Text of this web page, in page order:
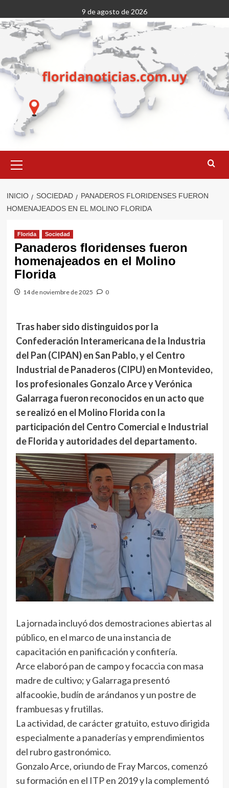
al
contenido
9 de agosto de 2026
primario
INICIO SOCIEDAD
PANADEROS FLORIDENSES FUERON
HOMENAJEADOS EN EL MOLINO FLORIDA
Florida Sociedad
Panaderos floridenses fueron
homenajeados en el Molino
Florida
14 de noviembre de 2025 0
Tras haber sido distinguidos por la
Confederación Interamericana de la Industria
del Pan (CIPAN) en San Pablo, y el Centro
Industrial de Panaderos (CIPU) en Montevideo,
los profesionales Gonzalo Arce y Verónica
Galarraga fueron reconocidos en un acto que
se realizó en el Molino Florida con la
participación del Centro Comercial e Industrial
de Florida y autoridades del departamento.
La jornada incluyó dos demostraciones abiertas al
público, en el marco de una instancia de
capacitación en panificación y confitería.
Arce elaboró pan de campo y focaccia con masa
madre de cultivo; y Galarraga presentó
alfacookie, budín de arándanos y un postre de
frambuesas y frutillas.
La actividad, de carácter gratuito, estuvo dirigida
especialmente a panaderías y emprendimientos
del rubro gastronómico.
Gonzalo Arce, oriundo de Fray Marcos, comenzó
su formación en el ITP en 2019 y la complementó